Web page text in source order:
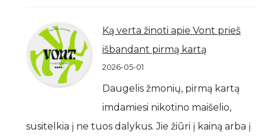
Ką verta žinoti apie Vont prieš
išbandant pirmą kartą
2026-05-01
Daugelis žmonių, pirmą kartą
imdamiesi nikotino maišelio,
susitelkia į ne tuos dalykus. Jie žiūri į kainą arba į